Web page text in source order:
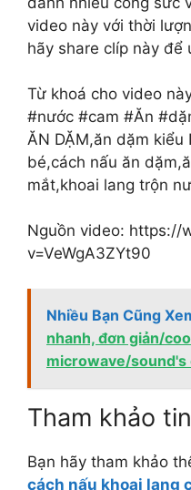
video này với thời
hãy share clíp này để
Từ khoá cho video
#nước #cam #Ăn
ĂN DẶM,ăn dặm
bé,cách nấu ăn
mắt,khoai lang trộn
Nguồn video: https://
v=VeWgA3ZYt90
Nhiều Bạn Cũng
nhanh, đơn giản/
microwave/sound's
Tham khảo
Bạn hãy tham khảo
cách nấu khoai lang